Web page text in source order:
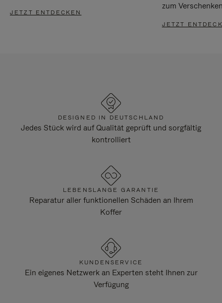
JETZT ENTDECKEN
zum
JETZT
DESIGNED IN DEUTSCHLAND
Jedes Stück wird auf Qualität geprüft und sorgfältig
kontrolliert
LEBENSLANGE GARANTIE
Reparatur aller funktionellen Schäden an Ihrem
Koffer
KUNDENSERVICE
Ein eigenes Netzwerk an Experten steht Ihnen zur
Verfügung